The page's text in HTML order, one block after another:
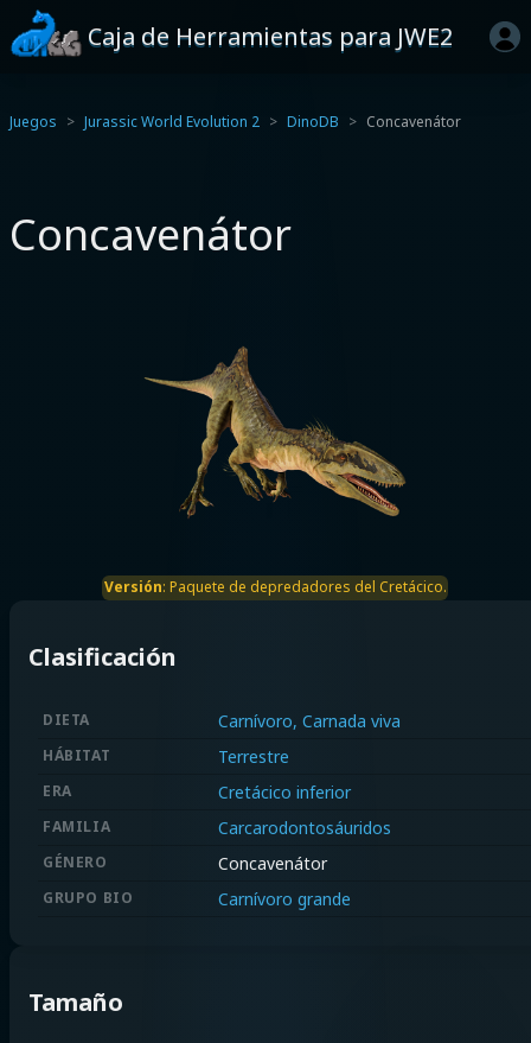
Caja de Herramientas para JWE2
Juegos Jurassic World Evolution 2 DinoDB Concavenátor
Concavenátor
Versión: Paquete de depredadores del Cretácico.
Clasificación
DIETA Carnívoro, Carnada viva
HÁBITAT Terrestre
ERA Cretácico inferior
FAMILIA Carcarodontosáuridos
GÉNERO Concavenátor
GRUPO BIO Carnívoro grande
Tamaño